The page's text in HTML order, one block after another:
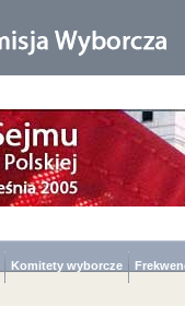
Komitety wyborcze